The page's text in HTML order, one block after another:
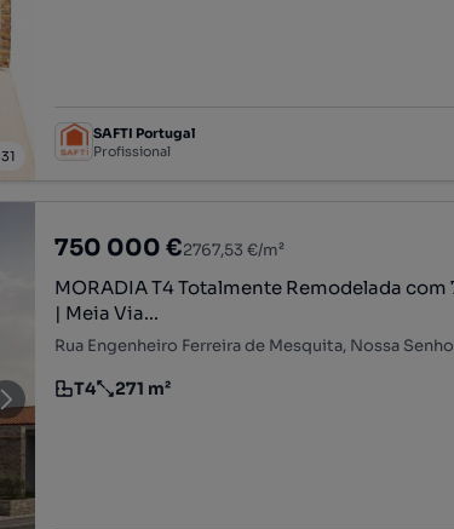
31
SAFTI Portugal
Profissional
750 000 €2767,53 €/m²
MORADIA T4 Totalmente Remodelada com
| Meia Via...
Tipologia
T4
Preço por metro quadrado
271 m²